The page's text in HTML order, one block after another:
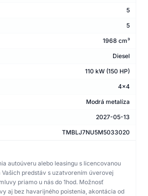
5
5
1968 cm³
Diesel
110 kW (150 HP)
4x4
Modrá metalíza
2027-05-13
TMBLJ7NU5M5033020
autoúveru alebo leasingu s licencovanou
predstáv s uzatvorením úverovej
priamo u nás do 1hod. Možnosť
aj bez havarijného poistenia, akontácia od